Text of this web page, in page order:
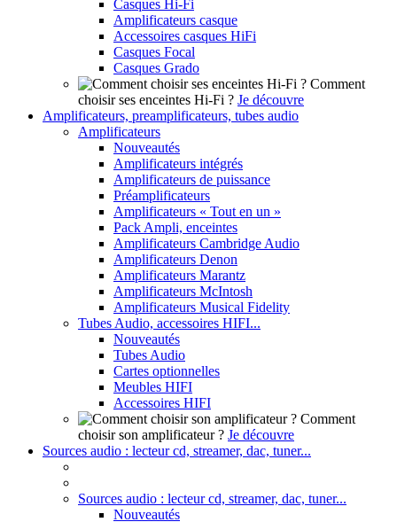
Casques Hi-Fi
Amplificateurs casque
Accessoires casques HiFi
Casques Focal
Casques Grado
Comment
choisir ses enceintes Hi-Fi ? Je découvre
Amplificateurs, preamplificateurs, tubes audio
Amplificateurs
Nouveautés
Amplificateurs intégrés
Amplificateurs de puissance
Préamplificateurs
Amplificateurs « Tout en un »
Pack Ampli, enceintes
Amplificateurs Cambridge Audio
Amplificateurs Denon
Amplificateurs Marantz
Amplificateurs McIntosh
Amplificateurs Musical Fidelity
Tubes Audio, accessoires HIFI...
Nouveautés
Tubes Audio
Cartes optionnelles
Meubles HIFI
Accessoires HIFI
Comment
choisir son amplificateur ? Je découvre
Sources audio : lecteur cd, streamer, dac, tuner...
Sources audio : lecteur cd, streamer, dac, tuner...
Nouveautés